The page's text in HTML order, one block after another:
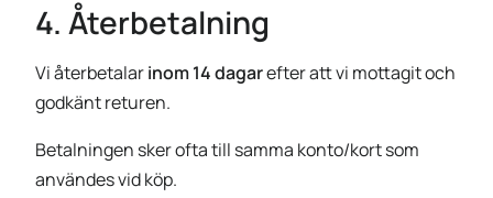
4. Återbetalning
Vi återbetalarinom 14 dagarefter att vi mottagit och
godkänt returen.
Betalningen sker ofta till samma konto/kort som
användes vid köp.